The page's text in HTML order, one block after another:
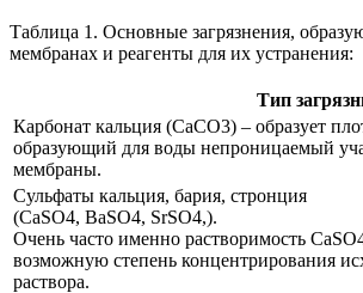
Таблица 1. Основные загрязнения,
мембранах и реагенты для их устранения:
Тип
Карбонат кальция (CaCO3) – образует
образующий для воды непроницаемый
мембраны.
Сульфаты кальция, бария, стронция
(CaSO4, BaSO4, SrSO4,).
Очень часто именно растворимость
возможную степень концентрирования
раствора.